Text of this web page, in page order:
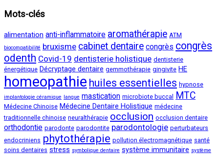
Mots-clés
alimentation anti-inflammatoire aromathérapie ATM
biocompatibilité bruxisme cabinet dentaire congrès congrès
odenth Covid-19 dentisterie holistique dentisterie
énergétique Décryptage dentaire gemmothérapie gingivite HE
homeopathie huiles essentielles hypnose
implantologie céramique langue mastication microbiote buccal MTC
Médecine Chinoise Médecine Dentaire Holistique médecine
traditionnelle chinoise neuralthérapie occlusion occlusion dentaire
orthodontie parodonte parodontite parodontologie perturbateurs
endocriniens phytothérapie pollution électromagnétique santé
soins dentaires stress symbolique dentaire système immunitaire système